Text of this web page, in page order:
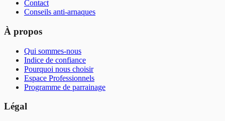
Contact
Conseils anti-arnaques
À propos
Qui sommes-nous
Indice de confiance
Pourquoi nous choisir
Espace Professionnels
Programme de parrainage
Légal